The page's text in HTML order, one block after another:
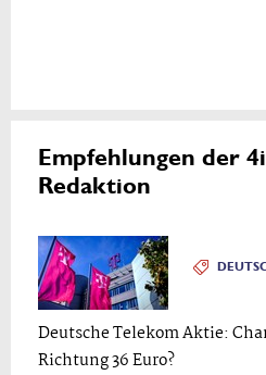
Empfehlungen der
Redaktion
Deutsche Telekom Aktie:
Richtung 36 Euro?